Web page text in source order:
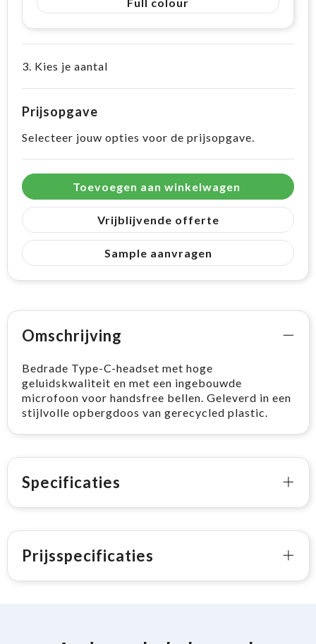
3. Kies je aantal
Prijsopgave
Selecteer jouw opties voor de prijsopgave.
Toevoegen aan winkelwagen
Vrijblijvende offerte
Sample aanvragen
Omschrijving
Bedrade Type-C-headset met hoge
geluidskwaliteit en met een ingebouwde
microfoon voor handsfree bellen. Geleverd in een
stijlvolle opbergdoos van gerecycled plastic.
Specificaties
Prijsspecificaties